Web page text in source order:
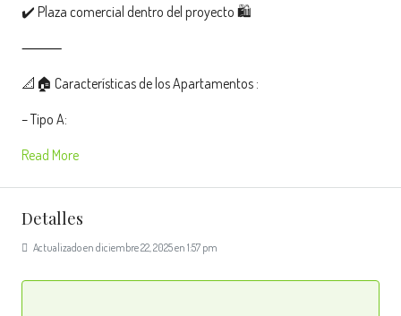
✔️ Plaza comercial dentro del proyecto 🛍️
⸻
📐🏠 Características de los Apartamentos :
– Tipo A:
Read More
Detalles
Actualizado en diciembre 22, 2025 en 1:57 pm